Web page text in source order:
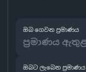
ඔබ ගෙවන ප්‍රමාණය
ඔබට ලැබෙන ප්‍රමාණය